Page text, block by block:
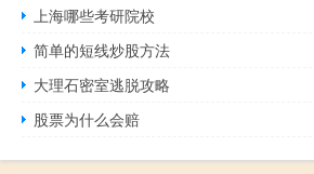
上海哪些考研院校
简单的短线炒股方法
大理石密室逃脱攻略
股票为什么会赔